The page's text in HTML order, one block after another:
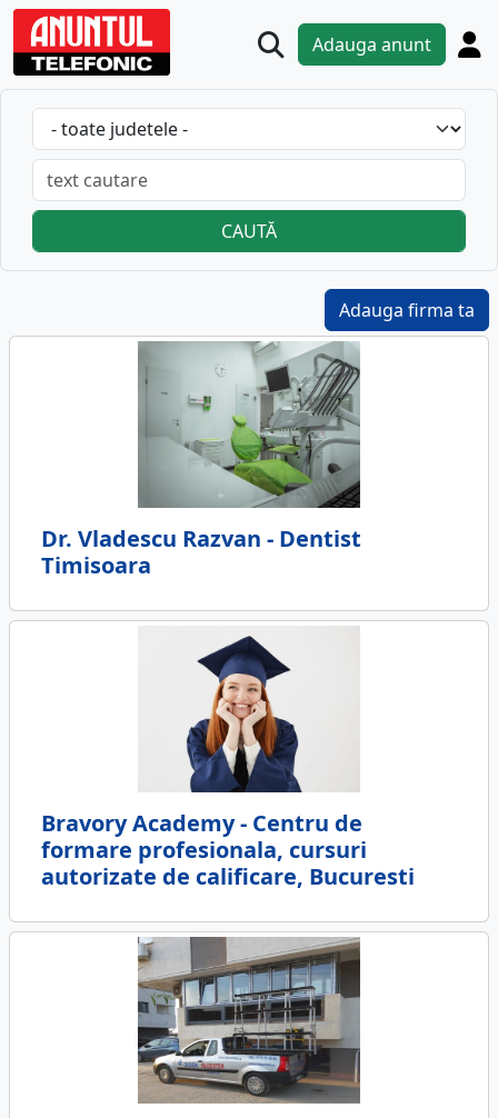
Adauga anunt
CAUTĂ
Adauga firma ta
Dr. Vladescu Razvan - Dentist
Timisoara
Bravory Academy - Centru de
formare profesionala, cursuri
autorizate de calificare, Bucuresti